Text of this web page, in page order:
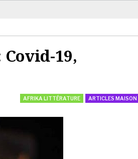
19,
AFRIKA LITTÉRATURE ARTICLES MAISON